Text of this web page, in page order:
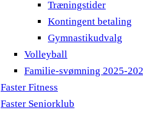
Træningstider
Kontingent betaling
Gymnastikudvalg
Volleyball
Familie-svømning 2025-
Faster Fitness
Faster Seniorklub